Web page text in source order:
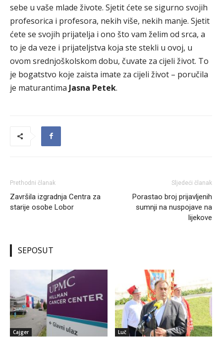
sebe u vaše mlade živote. Sjetit ćete se sigurno svojih
profesorica i profesora, nekih više, nekih manje. Sjetit
ćete se svojih prijatelja i ono što vam želim od srca, a
to je da veze i prijateljstva koja ste stekli u ovoj, u
ovom srednjoškolskom dobu, čuvate za cijeli život. To
je bogatstvo koje zaista imate za cijeli život – poručila
je maturantima Jasna Petek.
Prethodni članak
Završila izgradnja Centra za
starije osobe Lobor
Sljedeći članak
Porastao broj prijavljenih
sumnji na nuspojave na
lijekove
SEPOSUT
Cajger Luč